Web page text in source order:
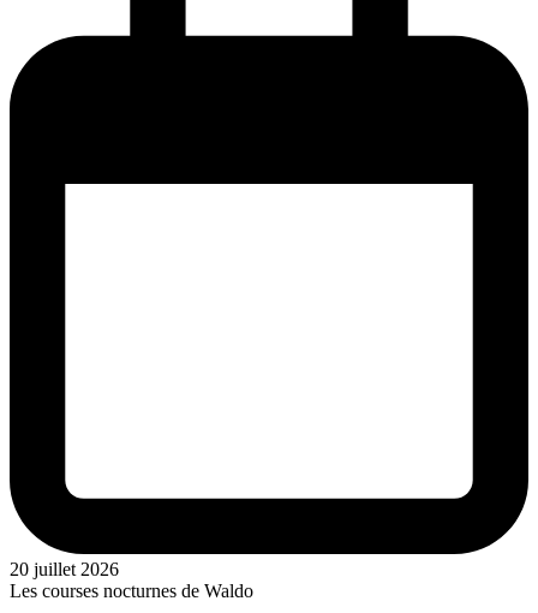
20 juillet 2026
Les courses nocturnes de Waldo